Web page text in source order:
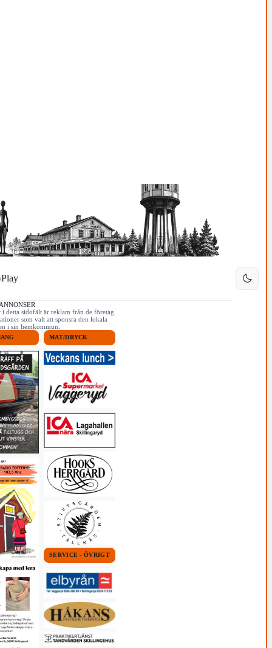
Play
i detta sidofält är reklam från de företag
som valt att sponsra den lokala
i sin hemkommun.
MAT/DRYCK
SERVICE - ÖVRIGT